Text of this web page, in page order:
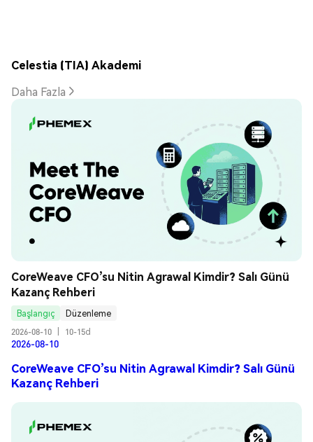
Celestia (TIA) Akademi
Daha Fazla
CoreWeave CFO’su Nitin Agrawal Kimdir? Salı Günü
Kazanç Rehberi
Başlangıç
Düzenleme
2026-08-10
10-15d
2026-08-10
CoreWeave CFO’su Nitin Agrawal Kimdir? Salı Günü
Kazanç Rehberi